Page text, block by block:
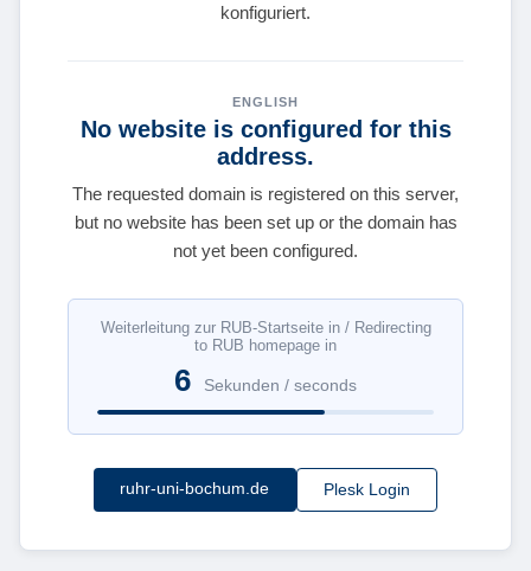
konfiguriert.
ENGLISH
No website is configured for this
address.
The requested domain is registered on this server,
but no website has been set up or the domain has
not yet been configured.
Weiterleitung zur RUB-Startseite in / Redirecting
to RUB homepage in
6 Sekunden / seconds
ruhr-uni-bochum.de Plesk Login